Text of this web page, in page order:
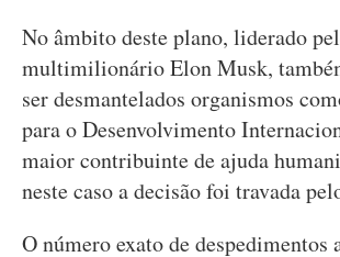
No âmbito deste plano, liderado
multimilionário Elon Musk,
ser desmantelados organismos
para o Desenvolvimento
maior contribuinte de ajuda
neste caso a decisão foi travada
O número exato de despedimentos